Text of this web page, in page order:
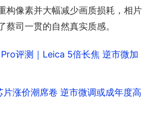
构像素并大幅减少画质损耗，相片
蔡司一贯的自然真实质感。
评测｜Leica 5倍长焦 逆市微加
片涨价潮席卷 逆市微调或成年度高